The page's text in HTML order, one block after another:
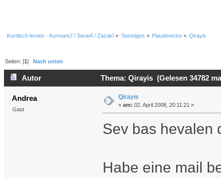
Kurdisch lernen - Kurmancî / Soranî / Zazakî » Sonstiges » Plauderecke» Qirayis
Seiten: [1]Nach unten
Autor Thema: Qirayis (Gelesen 34782
Andrea
Gast
Qirayis
« am: 02. April 2008, 20:11:21 »
Sev bas hevalen
Habe eine mail